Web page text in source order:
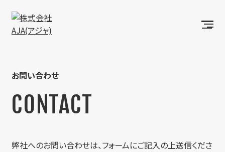
お問い合わせ
CONTACT
弊社へのお問い合わせは、フォームにご記入の上送信くださ